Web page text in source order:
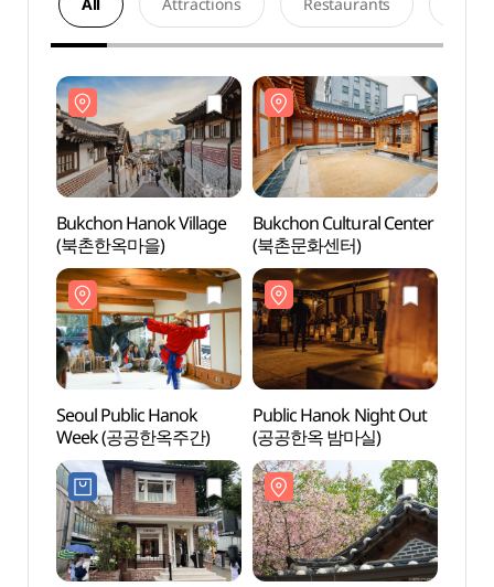
Bukchon Hanok Village
(북촌한옥마을)
Bukchon Cultural Center
(북촌문화센터)
Seoul Public Hanok
Week (공공한옥주간)
Public Hanok Night Out
(공공한옥 밤마실)